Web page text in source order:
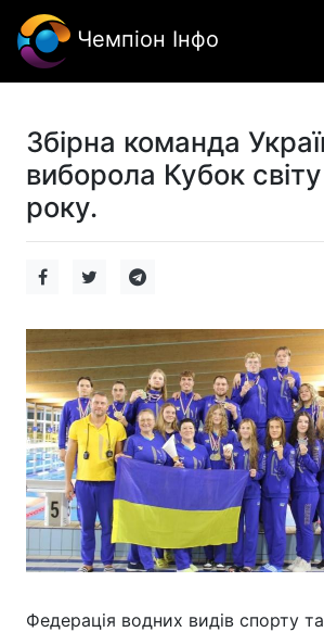
Чемпіон Інфо
Збірна команда
виборола Кубок
року.
Федерація водних видів спорту